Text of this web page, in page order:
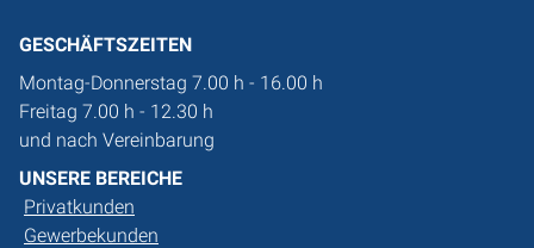
GESCHÄFTSZEITEN
Montag-Donnerstag 7.00 h - 16.00 h
Freitag 7.00 h - 12.30 h
und nach Vereinbarung
UNSERE BEREICHE
Privatkunden
Gewerbekunden